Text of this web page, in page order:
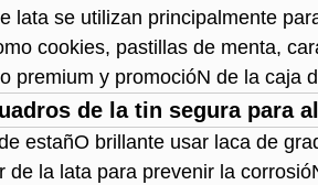
lata se utilizan principalmente
cookies, pastillas de menta,
premium y promocióN de la caja
de la tin segura para
estañO brillante usar laca de
de la lata para prevenir la